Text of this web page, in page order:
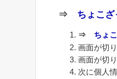
⇒ ちょこざ
⇒ ちょ
画面が切
画面が切
次に個人